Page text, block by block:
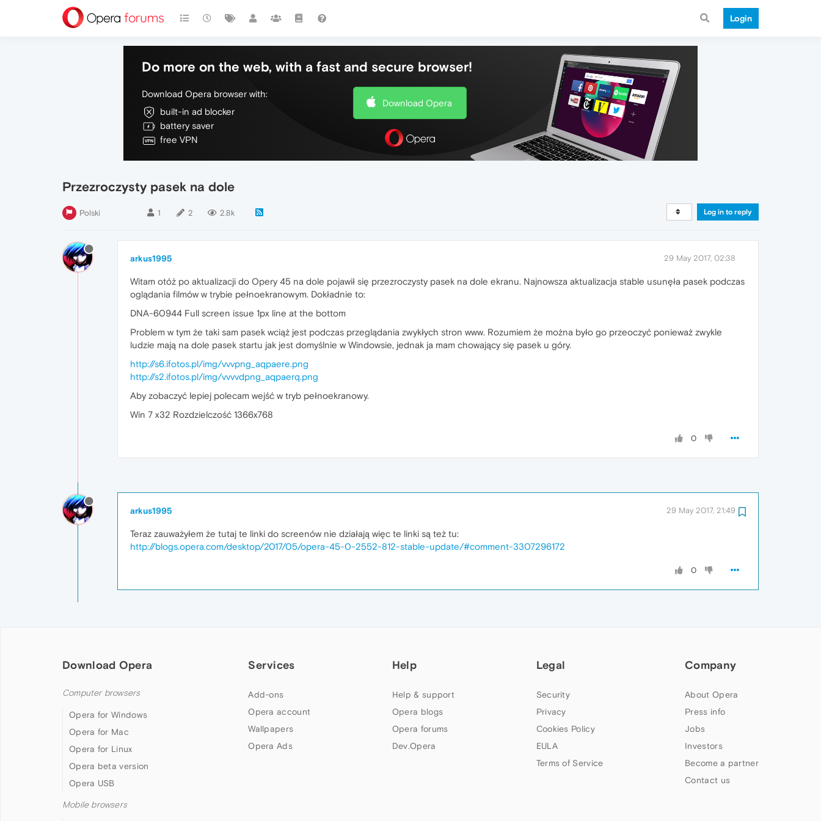
Login
Do more on the web, with a fast and secure browser!
Download Opera browser with:
built-in ad blocker
battery saver
free VPN
Download Opera
Przezroczysty pasek na dole
Polski 1 2 2.8k Log in to reply
arkus1995 29 May 2017, 02:38
Witam otóż po aktualizacji do Opery 45 na dole pojawił się przezroczysty pasek na dole ekranu. Najnowsza aktualizacja stable usunęła pasek podczas
oglądania filmów w trybie pełnoekranowym. Dokładnie to:
DNA-60944 Full screen issue 1px line at the bottom
Problem w tym że taki sam pasek wciąż jest podczas przeglądania zwykłych stron www. Rozumiem że można było go przeoczyć ponieważ zwykle
ludzie mają na dole pasek startu jak jest domyślnie w Windowsie, jednak ja mam chowający się pasek u góry.
http://s6.ifotos.pl/img/vvvpng_aqpaere.png
http://s2.ifotos.pl/img/vvvvdpng_aqpaerq.png
Aby zobaczyć lepiej polecam wejść w tryb pełnoekranowy.
Win 7 x32 Rozdzielczość 1366x768
0
arkus1995 29 May 2017, 21:49
Teraz zauważyłem że tutaj te linki do screenów nie działają więc te linki są też tu:
http://blogs.opera.com/desktop/2017/05/opera-45-0-2552-812-stable-update/#comment-3307296172
0
Download Opera
Computer browsers
Opera for Windows
Opera for Mac
Opera for Linux
Opera beta version
Opera USB
Mobile browsers
Services
Add-ons
Opera account
Wallpapers
Opera Ads
Help
Help & support
Opera blogs
Opera forums
Dev.Opera
Legal
Security
Privacy
Cookies Policy
EULA
Terms of Service
Company
About Opera
Press info
Jobs
Investors
Become a partner
Contact us